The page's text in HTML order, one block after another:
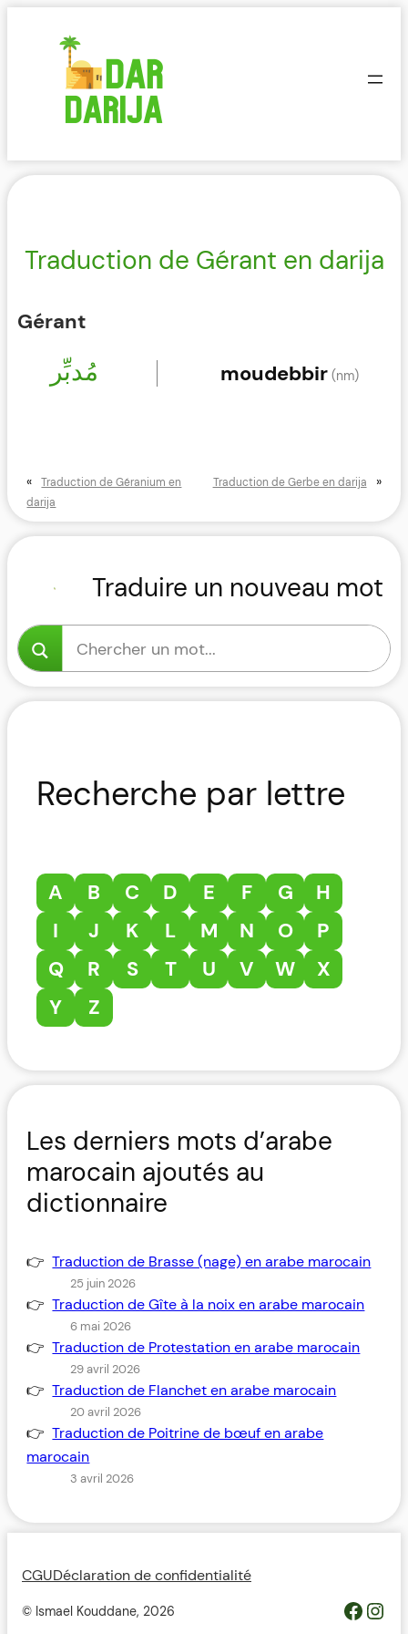
Traduction de Gérant en darija
Gérant
مُدبِّر moudebbir(nm)
«
Traduction de Géranium en
darija
Traduction de Gerbe en darija »
Traduire un nouveau mot
Recherche par lettre
A B C D E F G
H
I
J K L M N O
P
Q
R S T U V W
X
Y
Z
Les derniers mots d’arabe
marocain ajoutés au
dictionnaire
Traduction de Brasse (nage) en arabe marocain
25 juin 2026
Traduction de Gîte à la noix en arabe marocain
6 mai 2026
Traduction de Protestation en arabe marocain
29 avril 2026
Traduction de Flanchet en arabe marocain
20 avril 2026
Traduction de Poitrine de bœuf en arabe
marocain
3 avril 2026
CGUDéclaration de confidentialité
© Ismael Kouddane, 2026 https://www.facebook.com/profile.php?id=100093685364119&__cft__[0]=AZWovLDTUsZGvQikhreHbQlM2wwUJXYZcMIQqUCyjo4QRRB9L4ThlW7gKbCbGuz9_6H_Y_jmfsuYI_nC2pEyGg8Z46ODdeAqO0_3dJH3dIcJTw&__tn__=-UC%2CP-R